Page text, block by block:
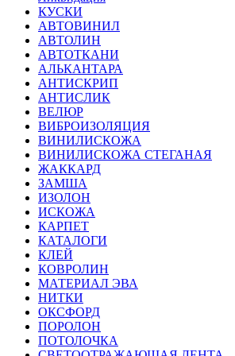
КУСКИ
АВТОВИНИЛ
АВТОЛИН
АВТОТКАНИ
АЛЬКАНТАРА
АНТИСКРИП
АНТИСЛИК
ВЕЛЮР
ВИБРОИЗОЛЯЦИЯ
ВИНИЛИСКОЖА
ВИНИЛИСКОЖА СТЕГАНАЯ
ЖАККАРД
ЗАМША
ИЗОЛОН
ИСКОЖА
КАРПЕТ
КАТАЛОГИ
КЛЕЙ
КОВРОЛИН
МАТЕРИАЛ ЭВА
НИТКИ
ОКСФОРД
ПОРОЛОН
ПОТОЛОЧКА